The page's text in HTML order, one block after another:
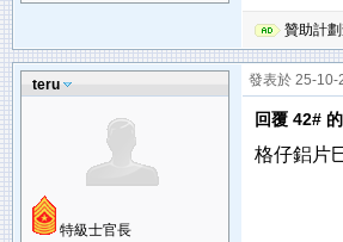
贊助計
teru
特級士官長
發表於 25-10-
回覆 42#
格仔鋁片